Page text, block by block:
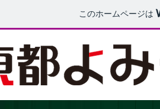
このホームページは